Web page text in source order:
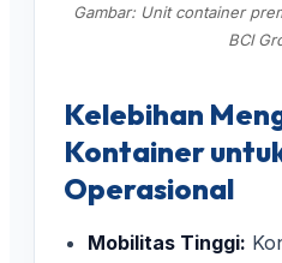
Gambar: Unit container
BCI
Kelebihan
Kontainer
Operasional
Mobilitas Tinggi: